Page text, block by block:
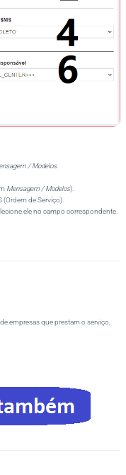
/ Modelos.
Mensagem / Modelos).
(Ordem de Serviço).
ele no campo correspondente.
empresas que prestam o serviço,